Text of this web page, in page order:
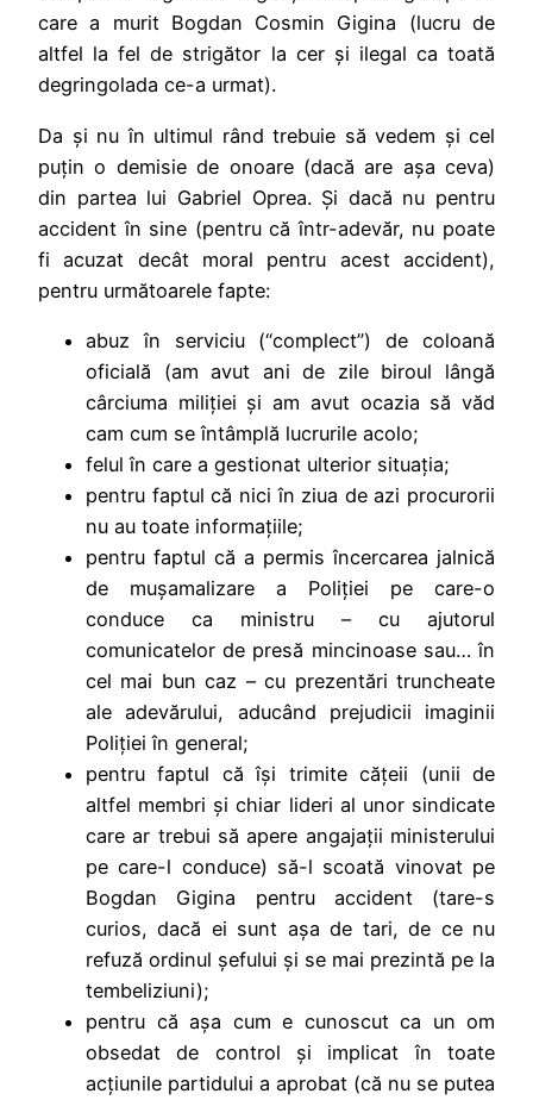
care a murit Bogdan Cosmin Gigina (lucru de
altfel la fel de strigător la cer și ilegal ca toată
degringolada ce-a urmat).
Da și nu în ultimul rând trebuie să vedem și cel
puțin o demisie de onoare (dacă are așa ceva)
din partea lui Gabriel Oprea. Și dacă nu pentru
accident în sine (pentru că într-adevăr, nu poate
fi acuzat decât moral pentru acest accident),
pentru următoarele fapte:
abuz în serviciu (“complect”) de coloană
oficială (am avut ani de zile biroul lângă
cârciuma miliției și am avut ocazia să văd
cam cum se întâmplă lucrurile acolo;
felul în care a gestionat ulterior situația;
pentru faptul că nici în ziua de azi procurorii
nu au toate informațiile;
pentru faptul că a permis încercarea jalnică
de mușamalizare a Poliției pe care-o
conduce ca ministru – cu ajutorul
comunicatelor de presă mincinoase sau… în
cel mai bun caz – cu prezentări truncheate
ale adevărului, aducând prejudicii imaginii
Poliției în general;
pentru faptul că își trimite cățeii (unii de
altfel membri și chiar lideri al unor sindicate
care ar trebui să apere angajații ministerului
pe care-l conduce) să-l scoată vinovat pe
Bogdan Gigina pentru accident (tare-s
curios, dacă ei sunt așa de tari, de ce nu
refuză ordinul șefului și se mai prezintă pe la
tembeliziuni);
pentru că așa cum e cunoscut ca un om
obsedat de control și implicat în toate
acțiunile partidului a aprobat (că nu se putea